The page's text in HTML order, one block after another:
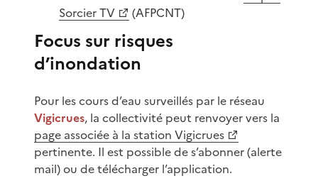
Sorcier TV
(AFPCNT)
Focus sur risques
d’inondation
Pour les cours d’eau surveillés par le réseau
Vigicrues, la collectivité peut renvoyer vers la
page associée à la station Vigicrues
pertinente. Il est possible de s’abonner (alerte
mail) ou de télécharger l’application.